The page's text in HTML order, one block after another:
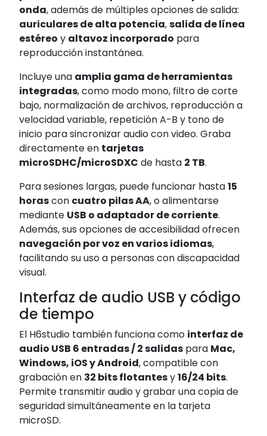
onda, además de múltiples opciones de salida:
auriculares de alta potencia,salida de línea
estéreo y altavoz incorporado para
reproducción instantánea.
Incluye una amplia gama de herramientas
integradas, como modo mono, filtro de corte
bajo, normalización de archivos, reproducción a
velocidad variable, repetición A-B y tono de
inicio para sincronizar audio con video. Graba
directamente en tarjetas
microSDHC/microSDXC de hasta 2 TB.
Para sesiones largas, puede funcionar hasta15
horascon cuatro pilas AA, o alimentarse
mediante USB o adaptador de corriente.
Además, sus opciones de accesibilidad ofrecen
navegación por voz en varios idiomas,
facilitando su uso a personas con discapacidad
visual.
Interfaz de audio USB y código
de tiempo
El H6studio también funciona como interfaz de
audio USB 6 entradas / 2 salidas para Mac,
Windows, iOS y Android, compatible con
grabación en 32 bits flotantesy16/24 bits.
Permite transmitir audio y grabar una copia de
seguridad simultáneamente en la tarjeta
microSD.